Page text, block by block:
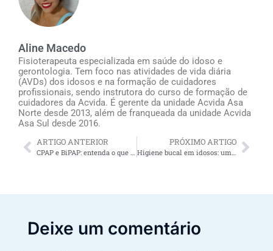
Aline Macedo
Fisioterapeuta especializada em saúde do idoso e
gerontologia. Tem foco nas atividades de vida diária
(AVDs) dos idosos e na formação de cuidadores
profissionais, sendo instrutora do curso de formação de
cuidadores da Acvida. É gerente da unidade Acvida Asa
Norte desde 2013, além de franqueada da unidade Acvida
Asa Sul desde 2016.
ARTIGO ANTERIOR
CPAP e BiPAP: entenda o que são estes 2 dispositivos que ajudam idosos contra a apneia do sono
PRÓXIMO ARTIGO
Higiene bucal em idosos: um cuidado bem prestado pode ajudar a prevenir outras doenças?
Deixe um comentário